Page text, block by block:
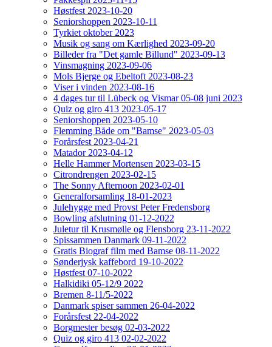
Høstfest 2023-10-20
Seniorshoppen 2023-10-11
Tyrkiet oktober 2023
Musik og sang om Kærlighed 2023-09-20
Billeder fra "Det gamle Billund" 2023-09-13
Vinsmagning 2023-09-06
Mols Bjerge og Ebeltoft 2023-08-23
Viser i vinden 2023-08-16
4 dages tur til Lübeck og Vismar 05-08 juni 2023
Quiz og giro 413 2023-05-17
Seniorshoppen 2023-05-10
Flemming Både om "Bamse" 2023-05-03
Forårsfest 2023-04-21
Matador 2023-04-12
Helle Hammer Mortensen 2023-03-15
Citrondrengen 2023-02-15
The Sonny Afternoon 2023-02-01
Generalforsamling 18-01-2023
Julehygge med Provst Peter Fredensborg
Bowling afslutning 01-12-2022
Juletur til Krusmølle og Flensborg 23-11-2022
Spissammen Danmark 09-11-2022
Gratis Biograf film med Bamse 08-11-2022
Sønderjysk kaffebord 19-10-2022
Høstfest 07-10-2022
Halkidiki 05-12/9 2022
Bremen 8-11/5-2022
Danmark spiser sammen 26-04-2022
Forårsfest 22-04-2022
Borgmester besøg 02-03-2022
Quiz og giro 413 02-02-2022